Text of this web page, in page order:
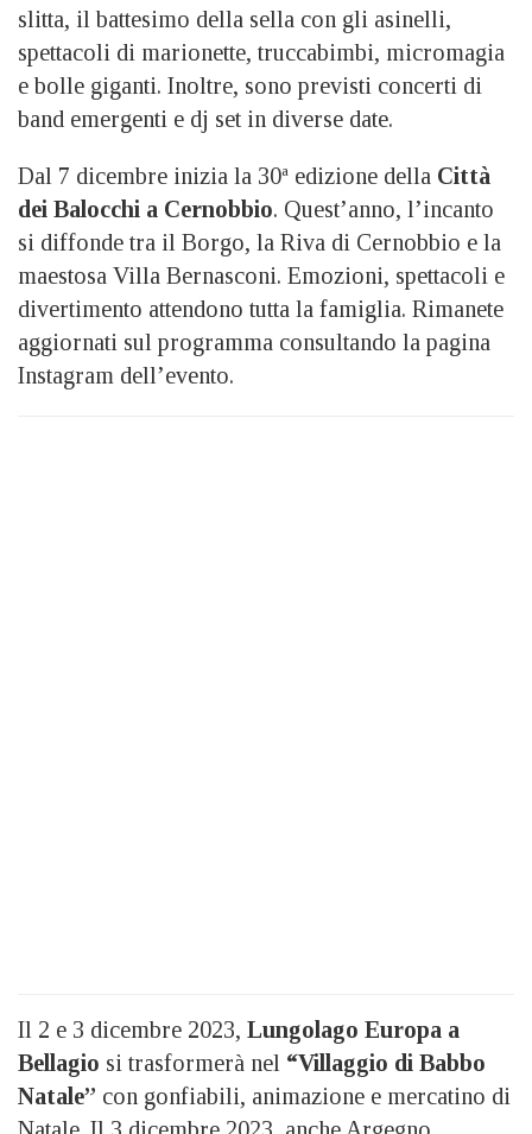
slitta, il battesimo della sella con gli asinelli,
spettacoli di marionette, truccabimbi, micromagia
e bolle giganti. Inoltre, sono previsti concerti di
band emergenti e dj set in diverse date.
Dal 7 dicembre inizia la 30ª edizione della Città
dei Balocchi a Cernobbio. Quest’anno, l’incanto
si diffonde tra il Borgo, la Riva di Cernobbio e la
maestosa Villa Bernasconi. Emozioni, spettacoli e
divertimento attendono tutta la famiglia. Rimanete
aggiornati sul programma consultando la pagina
Instagram dell’evento.
Il 2 e 3 dicembre 2023, Lungolago Europa a
Bellagio si trasformerà nel “Villaggio di Babbo
Natale” con gonfiabili, animazione e mercatino di